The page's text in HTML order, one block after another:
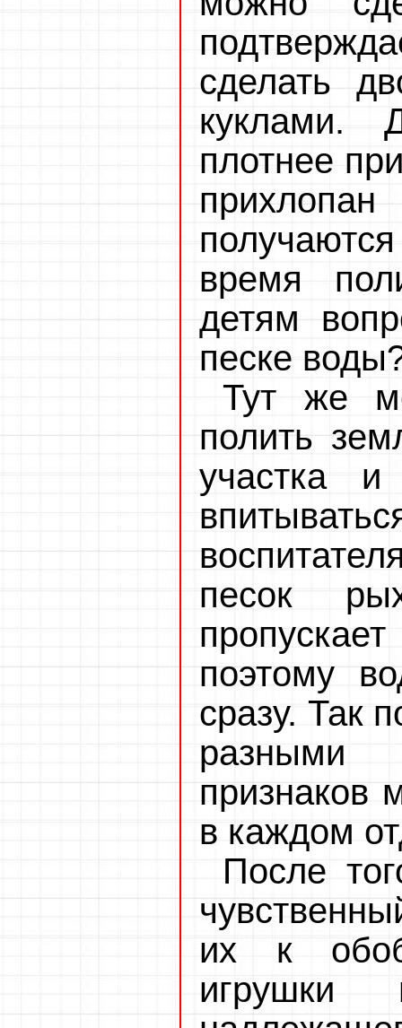
сделать
куклами.
плотнее
время
детям
песке
Тут же
полить
участка и
песок
поэтому
сразу. Так
разными
признаков
в каждом
После
их к
игрушки